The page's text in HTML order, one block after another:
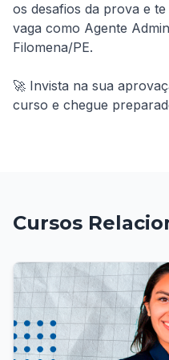
os desafios da prova e
vaga como Agente
Filomena/PE.
🚀 Invista na sua
curso e chegue
Cursos